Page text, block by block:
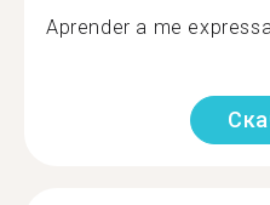
Aprender a me